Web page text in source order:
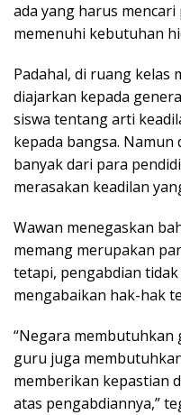
ada yang harus
memenuhi kebutuhan
Padahal, di ruang kelas
diajarkan kepada
siswa tentang arti
kepada bangsa.
banyak dari para
merasakan keadilan
Wawan menegaskan
memang merupakan
tetapi, pengabdian
mengabaikan hak-hak
“Negara membutuhkan
guru juga
memberikan kepastian
atas pengabdiannya,”